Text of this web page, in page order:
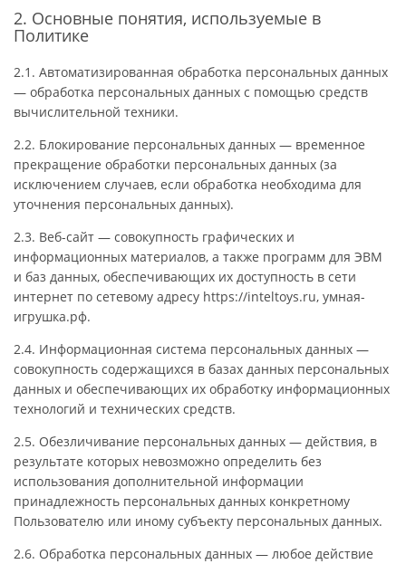
2. Основные понятия, используемые в
Политике
2.1. Автоматизированная обработка персональных данных
— обработка персональных данных с помощью средств
вычислительной техники.
2.2. Блокирование персональных данных — временное
прекращение обработки персональных данных (за
исключением случаев, если обработка необходима для
уточнения персональных данных).
2.3. Веб-сайт — совокупность графических и
информационных материалов, а также программ для ЭВМ
и баз данных, обеспечивающих их доступность в сети
интернет по сетевому адресу https://inteltoys.ru, умная-
игрушка.рф.
2.4. Информационная система персональных данных —
совокупность содержащихся в базах данных персональных
данных и обеспечивающих их обработку информационных
технологий и технических средств.
2.5. Обезличивание персональных данных — действия, в
результате которых невозможно определить без
использования дополнительной информации
принадлежность персональных данных конкретному
Пользователю или иному субъекту персональных данных.
2.6. Обработка персональных данных — любое действие